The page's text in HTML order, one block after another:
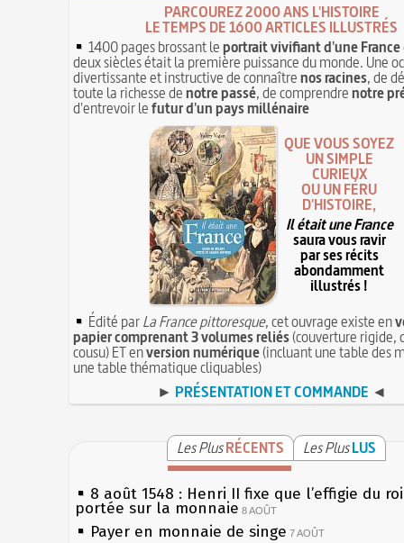
PARCOUREZ 2000 ANS L'HISTOIRE
LE TEMPS DE 1600 ARTICLES ILLUSTRÉS
1400 pages brossant leportrait vivifiant d'une France
deux siècles était la première puissance du monde. Une
divertissante et instructive de connaîtrenos racines, de
toute la richesse denotre passé, de comprendrenotre
d'entrevoir lefutur d'un pays millénaire
QUE VOUS SOYEZ
UN SIMPLE
CURIEUX
OU UN FÉRU
D'HISTOIRE,
Il était une France
saura vous ravir
par ses récits
abondamment
illustrés !
Édité parLa France pittoresque, cet ouvrage existe en
papier comprenant 3 volumes reliés(couverture rigide,
cousu) ET enversion numérique(incluant une table des
une table thématique cliquables)
► PRÉSENTATION ET COMMANDE ◄
Les PlusRÉCENTS Les PlusLUS
8 août 1548 : Henri II fixe que l’effigie du
portée sur la monnaie 8 AOÛT
Payer en monnaie de singe 7 AOÛT